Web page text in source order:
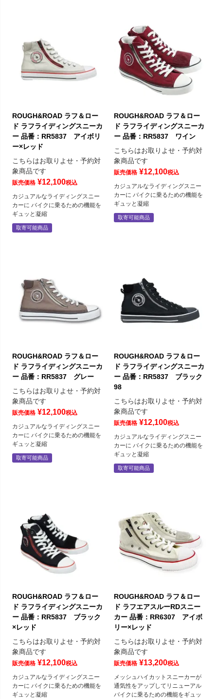
ROUGH&ROAD ラフ＆ロー
ド ラフライディングスニーカ
ー 品番：RR5837 アイボリ
ー×レッド
こちらはお取りよせ・予約対
象商品です
販売価格 ¥12,100税込
カジュアルなライディングスニー
カーに バイクに乗るための機能を
ギュッと凝縮
取寄可能商品
ROUGH&ROAD ラフ＆ロー
ド ラフライディングスニーカ
ー 品番：RR5837 ワイン
こちらはお取りよせ・予約対
象商品です
販売価格 ¥12,100税込
カジュアルなライディングスニー
カーに バイクに乗るための機能を
ギュッと凝縮
取寄可能商品
ROUGH&ROAD ラフ＆ロー
ド ラフライディングスニーカ
ー 品番：RR5837 グレー
こちらはお取りよせ・予約対
象商品です
販売価格 ¥12,100税込
カジュアルなライディングスニー
カーに バイクに乗るための機能を
ギュッと凝縮
取寄可能商品
ROUGH&ROAD ラフ＆ロー
ド ラフライディングスニーカ
ー 品番：RR5837 ブラック
98
こちらはお取りよせ・予約対
象商品です
販売価格 ¥12,100税込
カジュアルなライディングスニー
カーに バイクに乗るための機能を
ギュッと凝縮
取寄可能商品
ROUGH&ROAD ラフ＆ロー
ド ラフライディングスニーカ
ー 品番：RR5837 ブラック
×レッド
こちらはお取りよせ・予約対
象商品です
販売価格 ¥12,100税込
カジュアルなライディングスニー
カーに バイクに乗るための機能を
ギュッと凝縮
ROUGH&ROAD ラフ＆ロー
ド ラフエアスルーRDスニー
カー 品番：RR6307 アイボ
リー×レッド
こちらはお取りよせ・予約対
象商品です
販売価格 ¥13,200税込
メッシュハイカットスニーカーが
通気性をアップしてリニューアル
バイクに乗るための機能をギュッ